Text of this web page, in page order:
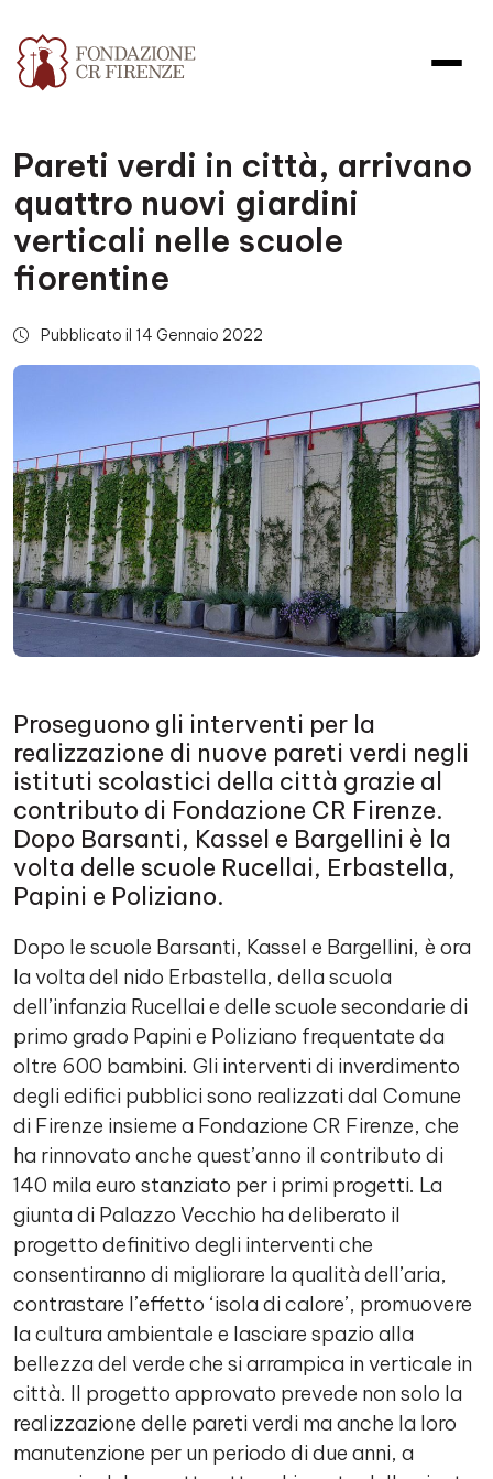
Pareti verdi in città, arrivano
quattro nuovi giardini
verticali nelle scuole
fiorentine
Pubblicato il 14 Gennaio 2022
Proseguono gli interventi per la
realizzazione di nuove pareti verdi negli
istituti scolastici della città grazie al
contributo di Fondazione CR Firenze.
Dopo Barsanti, Kassel e Bargellini è la
volta delle scuole Rucellai, Erbastella,
Papini e Poliziano.
Dopo le scuole Barsanti, Kassel e Bargellini, è ora
la volta del nido Erbastella, della scuola
dell’infanzia Rucellai e delle scuole secondarie di
primo grado Papini e Poliziano frequentate da
oltre 600 bambini. Gli interventi di inverdimento
degli edifici pubblici sono realizzati dal Comune
di Firenze insieme a Fondazione CR Firenze, che
ha rinnovato anche quest’anno il contributo di
140 mila euro stanziato per i primi progetti. La
giunta di Palazzo Vecchio ha deliberato il
progetto definitivo degli interventi che
consentiranno di migliorare la qualità dell’aria,
contrastare l’effetto ‘isola di calore’, promuovere
la cultura ambientale e lasciare spazio alla
bellezza del verde che si arrampica in verticale in
città. Il progetto approvato prevede non solo la
realizzazione delle pareti verdi ma anche la loro
manutenzione per un periodo di due anni, a